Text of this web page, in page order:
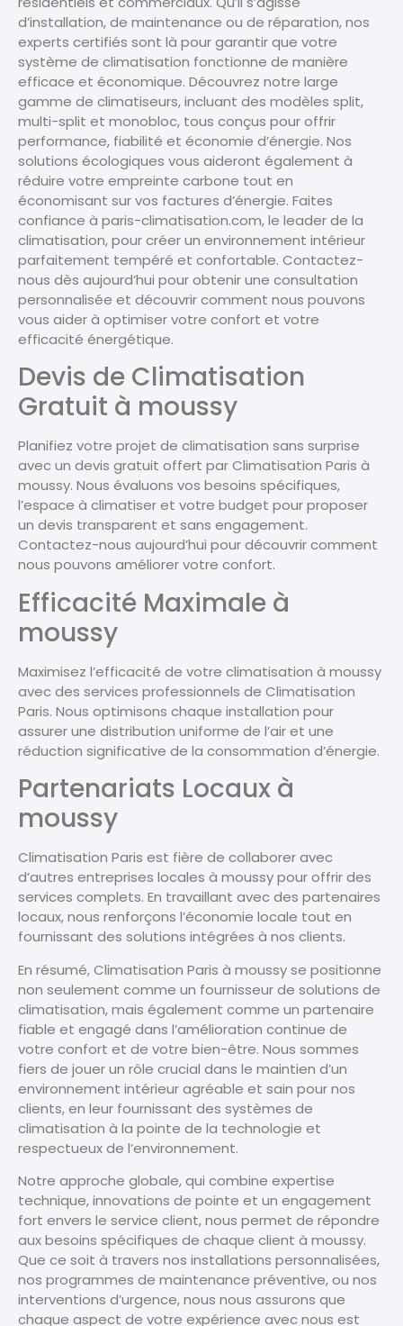
d’installation, de maintenance ou de réparation, nos
experts certifiés sont là pour garantir que votre
système de climatisation fonctionne de manière
efficace et économique. Découvrez notre large
gamme de climatiseurs, incluant des modèles split,
multi-split et monobloc, tous conçus pour offrir
performance, fiabilité et économie d’énergie. Nos
solutions écologiques vous aideront également à
réduire votre empreinte carbone tout en
économisant sur vos factures d’énergie. Faites
confiance à paris-climatisation.com, le leader de la
climatisation, pour créer un environnement intérieur
parfaitement tempéré et confortable. Contactez-
nous dès aujourd’hui pour obtenir une consultation
personnalisée et découvrir comment nous pouvons
vous aider à optimiser votre confort et votre
efficacité énergétique.
Devis de Climatisation
Gratuit à moussy
Planifiez votre projet de climatisation sans surprise
avec un devis gratuit offert par Climatisation Paris à
moussy. Nous évaluons vos besoins spécifiques,
l’espace à climatiser et votre budget pour proposer
un devis transparent et sans engagement.
Contactez-nous aujourd’hui pour découvrir comment
nous pouvons améliorer votre confort.
Efficacité Maximale à
moussy
Maximisez l’efficacité de votre climatisation à moussy
avec des services professionnels de Climatisation
Paris. Nous optimisons chaque installation pour
assurer une distribution uniforme de l’air et une
réduction significative de la consommation d’énergie.
Partenariats Locaux à
moussy
Climatisation Paris est fière de collaborer avec
d’autres entreprises locales à moussy pour offrir des
services complets. En travaillant avec des partenaires
locaux, nous renforçons l’économie locale tout en
fournissant des solutions intégrées à nos clients.
En résumé, Climatisation Paris à moussy se positionne
non seulement comme un fournisseur de solutions de
climatisation, mais également comme un partenaire
fiable et engagé dans l’amélioration continue de
votre confort et de votre bien-être. Nous sommes
fiers de jouer un rôle crucial dans le maintien d’un
environnement intérieur agréable et sain pour nos
clients, en leur fournissant des systèmes de
climatisation à la pointe de la technologie et
respectueux de l’environnement.
Notre approche globale, qui combine expertise
technique, innovations de pointe et un engagement
fort envers le service client, nous permet de répondre
aux besoins spécifiques de chaque client à moussy.
Que ce soit à travers nos installations personnalisées,
nos programmes de maintenance préventive, ou nos
interventions d’urgence, nous nous assurons que
chaque aspect de votre expérience avec nous est